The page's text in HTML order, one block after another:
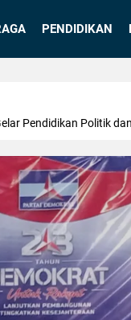
PENDIDIKAN
Pendidikan Politik